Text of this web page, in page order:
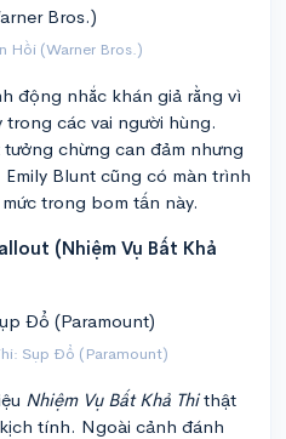
Hồi (Warner Bros.)
động nhắc khán giả rằng vì
trong các vai người hùng.
chừng can đảm nhưng
Blunt cũng có màn trình
trong bom tấn này.
(Nhiệm Vụ Bất Khả
Sụp Đổ (Paramount)
Nhiệm Vụ Bất Khả Thithật
tính. Ngoài cảnh đánh